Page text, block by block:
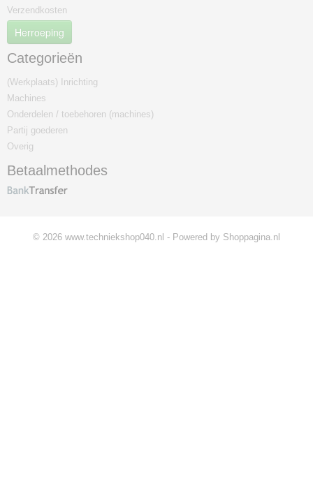
Verzendkosten
Herroeping
Categorieën
(Werkplaats) Inrichting
Machines
Onderdelen / toebehoren (machines)
Partij goederen
Overig
Betaalmethodes
© 2026 www.techniekshop040.nl - Powered by Shoppagina.nl